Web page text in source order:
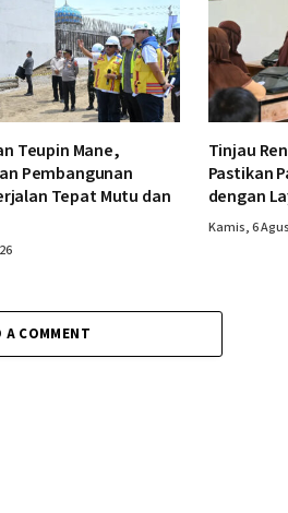
Teupin Mane,
Pembangunan
Tepat Mutu dan
Tinjau
Pastikan
dengan
Kamis, 6
A COMMENT